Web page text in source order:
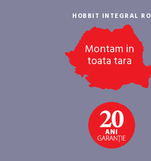
HOBBIT INTEGRAL RO
Montam in
toata tara